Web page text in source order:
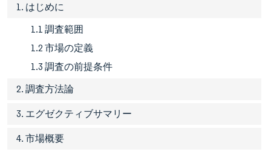
1. はじめに
1.1 調査範囲
1.2 市場の定義
1.3 調査の前提条件
2. 調査方法論
3. エグゼクティブサマリー
4. 市場概要